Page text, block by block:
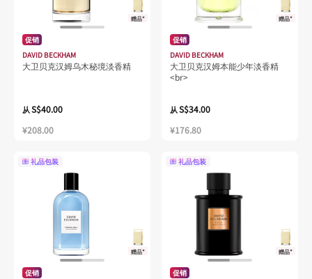
赠品*
促销
DAVID BECKHAM
大卫贝克汉姆乌木秘境淡香精
从S$40.00
¥208.00
赠品*
促销
DAVID BECKHAM
大卫贝克汉姆本能少年淡香精
<br>
从S$34.00
¥176.80
礼品包装
赠品*
促销
礼品包装
赠品*
促销